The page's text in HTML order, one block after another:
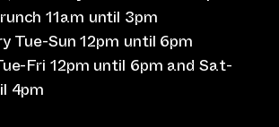
11am until 3pm
Tue-Sun 12pm until 6pm
Fri 12pm until 6pm and Sat-
4pm